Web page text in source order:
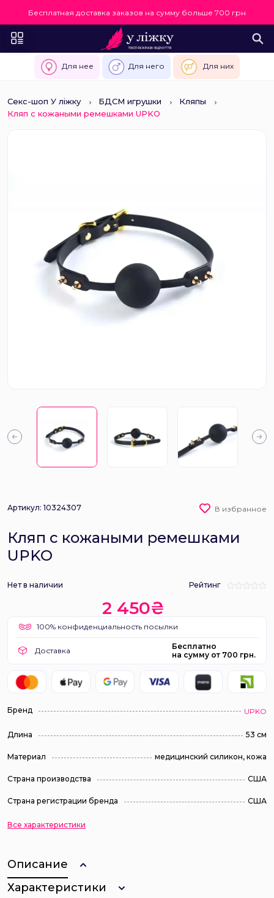
Бесплатная доставка заказов на сумму больше 700 грн
Для нее Для него Для них
Секс-шоп У ліжку БДСМ игрушки
Кляпы
Кляп с кожаными ремешками UPKO
Артикул: 10324307 В избранное
Кляп с кожаными ремешками
UPKO
Нет в наличии Рейтинг
2 450₴
100% конфиденциальность посылки
Доставка
Бесплатно
на сумму от 700 грн.
Бренд UPKO
Длина 53 см
Материал медицинский силикон, кожа
Страна производства США
Страна регистрации бренда США
Все характеристики
Описание
Характеристики